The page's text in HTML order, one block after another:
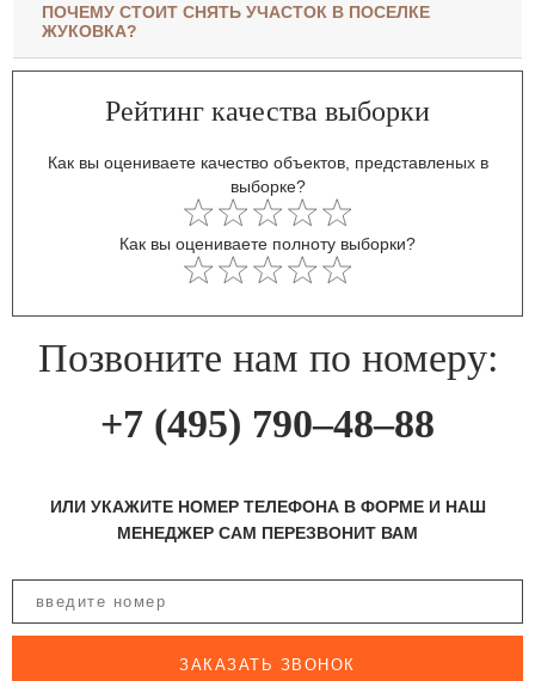
ПОЧЕМУ СТОИТ СНЯТЬ УЧАСТОК В ПОСЕЛКЕ
ЖУКОВКА?
Рейтинг качества выборки
Как вы оцениваете качество объектов, представленых в
выборке?
Как вы оцениваете полноту выборки?
Позвоните нам по номеру:
+7 (495) 790–48–88
ИЛИ УКАЖИТЕ НОМЕР ТЕЛЕФОНА В ФОРМЕ И НАШ
МЕНЕДЖЕР САМ ПЕРЕЗВОНИТ ВАМ
ЗАКАЗАТЬ ЗВОНОК